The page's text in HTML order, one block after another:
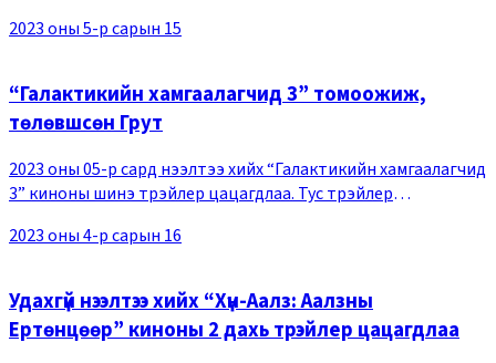
бүтээгчийн “Галзуу хурд 1
2023 оны 5-р сарын 15
“Галактикийн хамгаалагчид 3” томоожиж,
төлөвшсөн Грут
2023 оны 05-р сард нээлтээ хийх “Галактикийн хамгаалагчид
3” киноны шинэ трэйлер цацагдлаа. Тус трэйлер
үйлчилгээний хандалт 100 саяыг давж Мар
2023 оны 4-р сарын 16
Удахгүй нээлтээ хийх “Хүн-Аалз: Аалзны
Ертөнцөөр” киноны 2 дахь трэйлер цацагдлаа